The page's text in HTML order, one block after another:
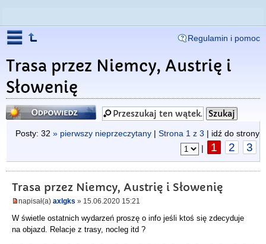
Regulamin i pomoc
Trasa przez Niemcy, Austrię i
Słowenię
Odpowiedz
Posty: 32 » pierwszy nieprzeczytany | Strona 1 z 3 | idź do strony
|
1 2 3
Trasa przez Niemcy, Austrię i Słowenię
napisał(a) axlgks » 15.06.2020 15:21
W świetle ostatnich wydarzeń proszę o info jeśli ktoś się zdecyduje
na objazd. Relacje z trasy, nocleg itd ?